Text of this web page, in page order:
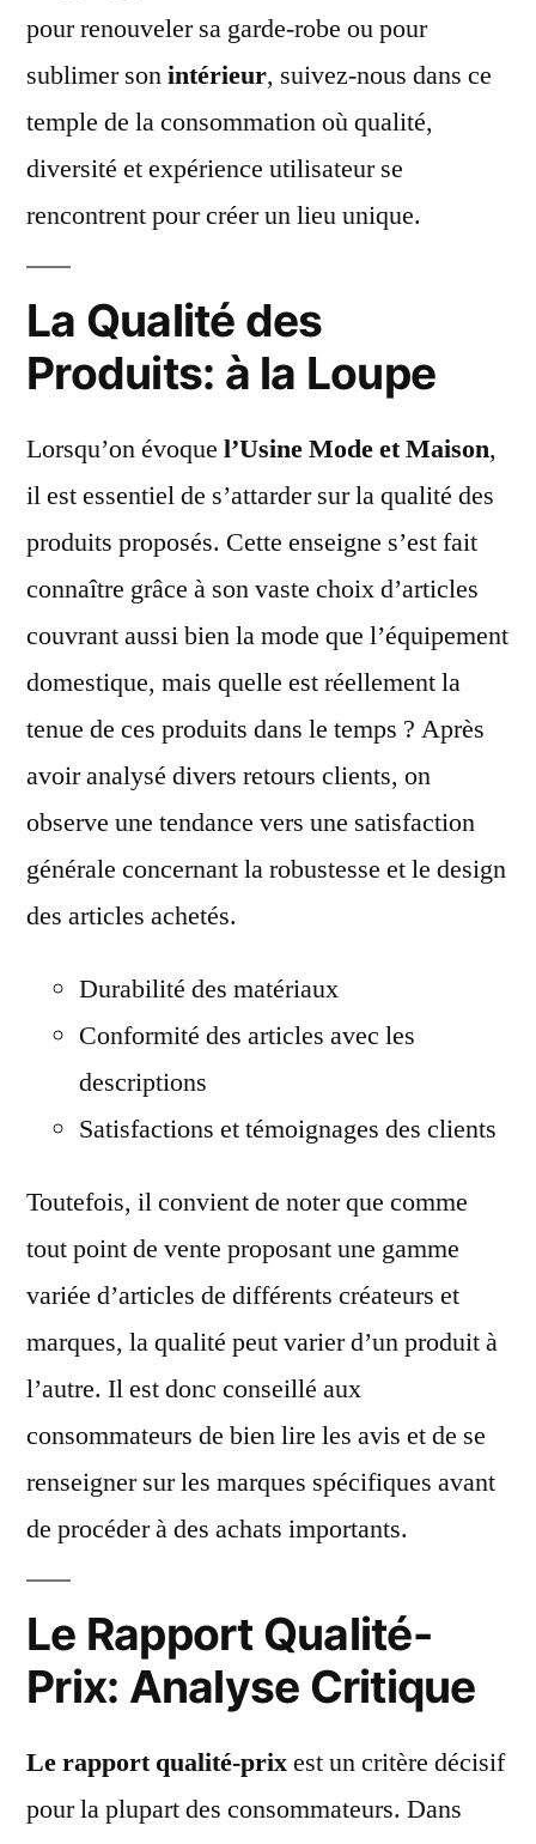
pour renouveler sa garde-robe ou pour
sublimer sonintérieur, suivez-nous dans ce
temple de la consommation où qualité,
diversité et expérience utilisateur se
rencontrent pour créer un lieu unique.
La Qualité des
Produits: à la Loupe
Lorsqu’on évoque l’Usine Mode et Maison,
il est essentiel de s’attarder sur la qualité des
produits proposés. Cette enseigne s’est fait
connaître grâce à son vaste choix d’articles
couvrant aussi bien la mode que l’équipement
domestique, mais quelle est réellement la
tenue de ces produits dans le temps ? Après
avoir analysé divers retours clients, on
observe une tendance vers une satisfaction
générale concernant la robustesse et le design
des articles achetés.
Durabilité des matériaux
Conformité des articles avec les
descriptions
Satisfactions et témoignages des clients
Toutefois, il convient de noter que comme
tout point de vente proposant une gamme
variée d’articles de différents créateurs et
marques, la qualité peut varier d’un produit à
l’autre. Il est donc conseillé aux
consommateurs de bien lire les avis et de se
renseigner sur les marques spécifiques avant
de procéder à des achats importants.
Le Rapport Qualité-
Prix: Analyse Critique
Le rapport qualité-prixest un critère décisif
pour la plupart des consommateurs. Dans